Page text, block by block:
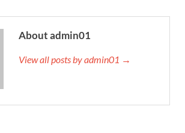
About admin01
View all posts by admin01 →